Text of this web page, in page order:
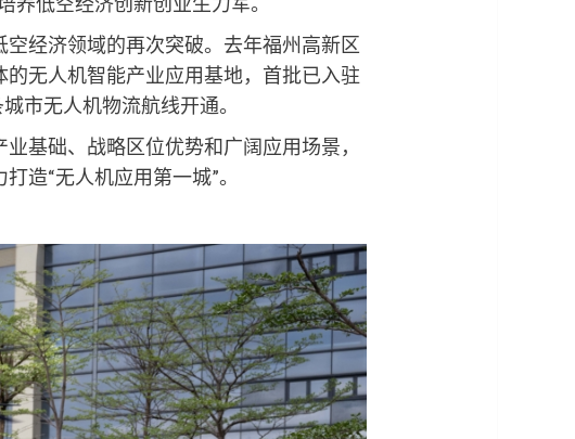
经济领域的再次突破。去年福州高新区
无人机智能产业应用基地，首批已入驻
市无人机物流航线开通。
础、战略区位优势和广阔应用场景，
造“无人机应用第一城”。